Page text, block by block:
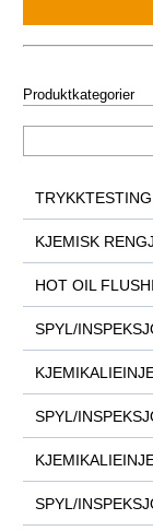
Produktkategorier
TRYKKTESTING
KJEMISK
HOT OIL
SPYL/
SPYL/
SPYL/